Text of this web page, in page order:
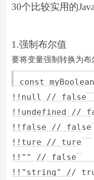
字体：大 中 小
30个比较实用的
1.强制布尔值
要将变量强制转换为布
const
!!null // false
!!undefined //
!!false // false
!!ture // ture
!!"" // false
!!"string" //